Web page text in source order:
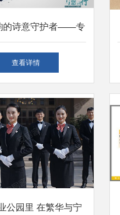
的诗意守护者——专
市绿化管理服务
查看详情
公园里 在繁华与宁